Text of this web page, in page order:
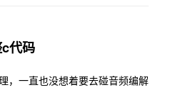
代码
，一直也没想着要去碰音频编解